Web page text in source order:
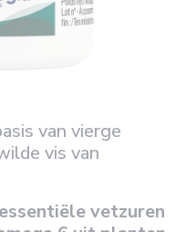
van vierge
vis van
vetzuren